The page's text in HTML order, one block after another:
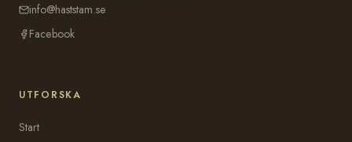
info@haststam.se
Facebook
UTFORSKA
Start